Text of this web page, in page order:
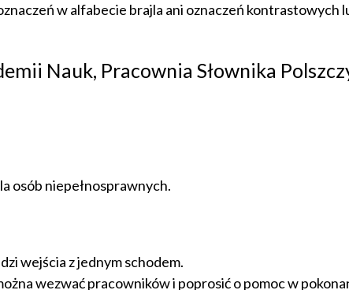
w alfabecie brajla ani oznaczeń kontrastowych
Nauk, Pracownia Słownika
osób niepełnosprawnych.
wejścia z jednym schodem.
wezwać pracowników i poprosić o pomoc w